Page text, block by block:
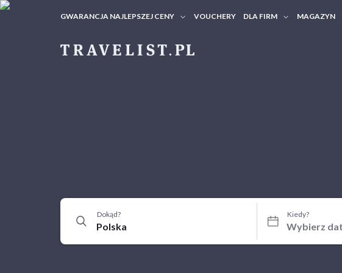
GWARANCJA NAJLEPSZEJ CENY VOUCHERY DLA FIRM MAGAZYN
Dokąd? Kiedy?